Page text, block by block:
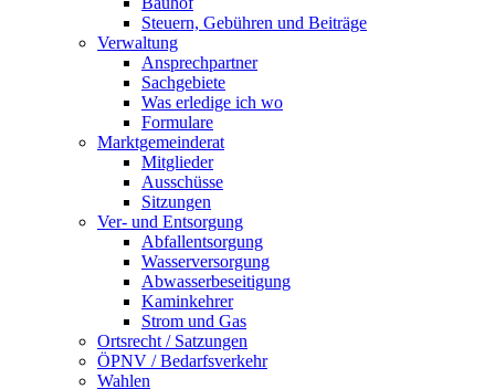
Steuern, Gebühren und Beiträge
Verwaltung
Ansprechpartner
Sachgebiete
Was erledige ich wo
Formulare
Marktgemeinderat
Mitglieder
Ausschüsse
Sitzungen
Ver- und Entsorgung
Abfallentsorgung
Wasserversorgung
Abwasserbeseitigung
Kaminkehrer
Strom und Gas
Ortsrecht / Satzungen
ÖPNV / Bedarfsverkehr
Wahlen